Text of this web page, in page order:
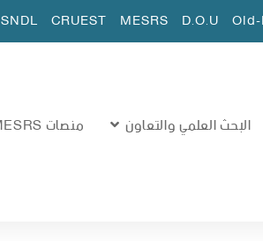
D.O.U
MESRS
CRUEST
SNDL
البحث العلمي والتعاون منصات MESRS